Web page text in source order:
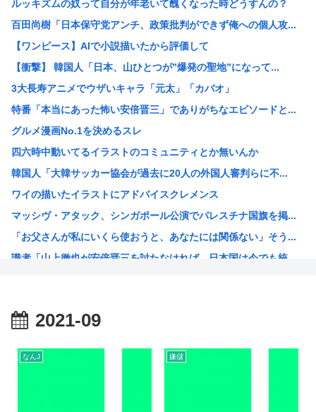
【衝撃】ケニアのスイカ、あまりにも薄過ぎるwww
【黒豆】なんだよこの漫画ｗｗｗ【注意】
レッサーパンダさん かわいい
【衝撃】日本人の飼い犬さん、アメリカの上院議員に似すぎた...
【画像】ワイが今まで信じてきた常識www
【悲報】愛知県民、夏恒例の儀式で2人死亡www
【謎】高市早苗の「高市」と「早苗」の出処が不明だと戦慄が...
【悲報】ガールズバンドのボーカル、客席ダイブでお胸を揉ま...
【画像】美人JD「すき家のローストビーフ丼1人で食べてき...
【悲報】デカイファミチキだと思って買ったら小さかったから...
【悲報】とんでもないヤバい台風さん、お盆を直撃www
【韓国株】 7月のKOSPI 28.9％下落…通貨危機を...
ルッキズムの奴って自分が年老いて醜くなった時どうすんの？
百田尚樹「日本保守党アンチ、政策批判ができず俺への個人攻...
【ワンピース】AIで小説描いたから評価して
【衝撃】 韓国人「日本、山ひとつが”爆発の聖地”になって...
3大長寿アニメでウザいキャラ「元太」「カバオ」
特番「本当にあった怖い安倍晋三」でありがちなエピソードと...
グルメ漫画No.1を決めるスレ
四六時中動いてるイラストのコミュニティとか無いんか
韓国人「大韓サッカー協会が過去に20人の外国人審判らに不...
ワイの描いたイラストにアドバイスクレメンス
マッシヴ・アタック、シンガポール公演でパレスチナ国旗を掲...
「お父さんが私にいくら使おうと、あなたには関係ない」そう...
識者「山上徹也が安倍晋三を討たなければ、日本国は今でも統...
プーチン「あえて申し上げます。助けてください。」
エッヂ声優大好き部
2021-09
なんJ 嫌儲